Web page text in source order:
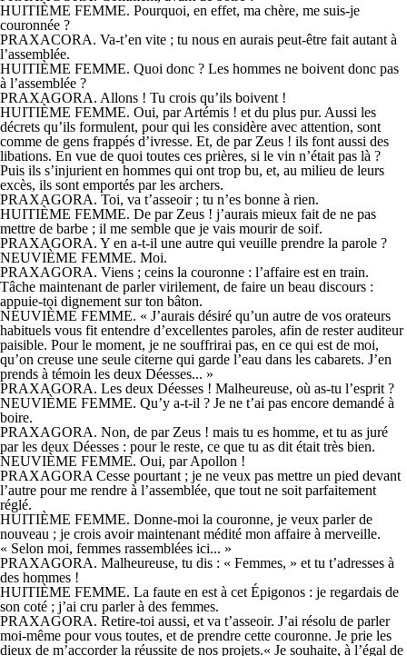
HUITIÈME FEMME. Pourquoi, en effet, ma chère, me suis-je
couronnée ?
PRAXACORA. Va-t’en vite ; tu nous en aurais peut-être fait autant à
l’assemblée.
HUITIÈME FEMME. Quoi donc ? Les hommes ne boivent donc pas
à l’assemblée ?
PRAXAGORA. Allons ! Tu crois qu’ils boivent !
HUITIÈME FEMME. Oui, par Artémis ! et du plus pur. Aussi les
décrets qu’ils formulent, pour qui les considère avec attention, sont
comme de gens frappés d’ivresse. Et, de par Zeus ! ils font aussi des
libations. En vue de quoi toutes ces prières, si le vin n’était pas là ?
Puis ils s’injurient en hommes qui ont trop bu, et, au milieu de leurs
excès, ils sont emportés par les archers.
PRAXAGORA. Toi, va t’asseoir ; tu n’es bonne à rien.
HUITIÈME FEMME. De par Zeus ! j’aurais mieux fait de ne pas
mettre de barbe ; il me semble que je vais mourir de soif.
PRAXAGORA. Y en a-t-il une autre qui veuille prendre la parole ?
NEUVIÈME FEMME. Moi.
PRAXAGORA. Viens ; ceins la couronne : l’affaire est en train.
Tâche maintenant de parler virilement, de faire un beau discours :
appuie-toi dignement sur ton bâton.
NEUVIÈME FEMME. « J’aurais désiré qu’un autre de vos orateurs
habituels vous fit entendre d’excellentes paroles, afin de rester auditeur
paisible. Pour le moment, je ne souffrirai pas, en ce qui est de moi,
qu’on creuse une seule citerne qui garde l’eau dans les cabarets. J’en
prends à témoin les deux Déesses... »
PRAXAGORA. Les deux Déesses ! Malheureuse, où as-tu l’esprit ?
NEUVIÈME FEMME. Qu’y a-t-il ? Je ne t’ai pas encore demandé à
boire.
PRAXAGORA. Non, de par Zeus ! mais tu es homme, et tu as juré
par les deux Déesses : pour le reste, ce que tu as dit était très bien.
NEUVIÈME FEMME. Oui, par Apollon !
PRAXAGORA Cesse pourtant ; je ne veux pas mettre un pied devant
l’autre pour me rendre à l’assemblée, que tout ne soit parfaitement
réglé.
HUITIÈME FEMME. Donne-moi la couronne, je veux parler de
nouveau ; je crois avoir maintenant médité mon affaire à merveille.
« Selon moi, femmes rassemblées ici... »
PRAXAGORA. Malheureuse, tu dis : « Femmes, » et tu t’adresses à
des hommes !
HUITIÈME FEMME. La faute en est à cet Épigonos : je regardais de
son coté ; j’ai cru parler à des femmes.
PRAXAGORA. Retire-toi aussi, et va t’asseoir. J’ai résolu de parler
moi-même pour vous toutes, et de prendre cette couronne. Je prie les
dieux de m’accorder la réussite de nos projets.« Je souhaite, à l’égal de